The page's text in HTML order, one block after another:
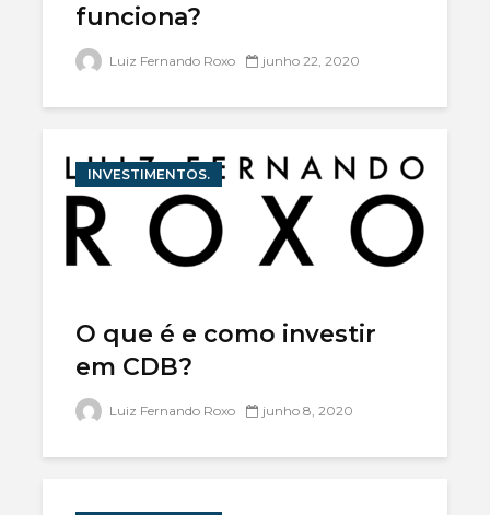
funciona?
Luiz Fernando Roxo junho 22, 2020
INVESTIMENTOS.
O que é e como investir
em CDB?
Luiz Fernando Roxo junho 8, 2020